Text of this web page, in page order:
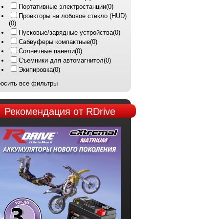
Портативные электростанции(0)
Проекторы на лобовое стекло (HUD)
(0)
Пусковые/зарядные устройства(0)
Сабвуферы компактные(0)
Солнечные панели(0)
Съемники для автомагнитол(0)
Экипировка(0)
все фильтры
Рекомендацияот RDrive